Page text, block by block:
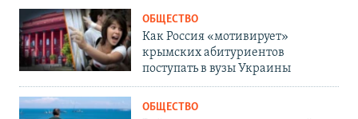
ОБЩЕСТВО
Как Россия «мотивирует»
крымских абитуриентов
поступать в вузы Украины
ОБЩЕСТВО